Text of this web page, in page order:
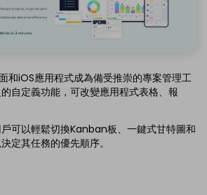
和iOS應用程式成為備受推崇的專案管理工
自定義功能，可改變應用程式表格、報
可以輕鬆切換Kanban板、一鍵式甘特圖和
定其任務的優先順序。